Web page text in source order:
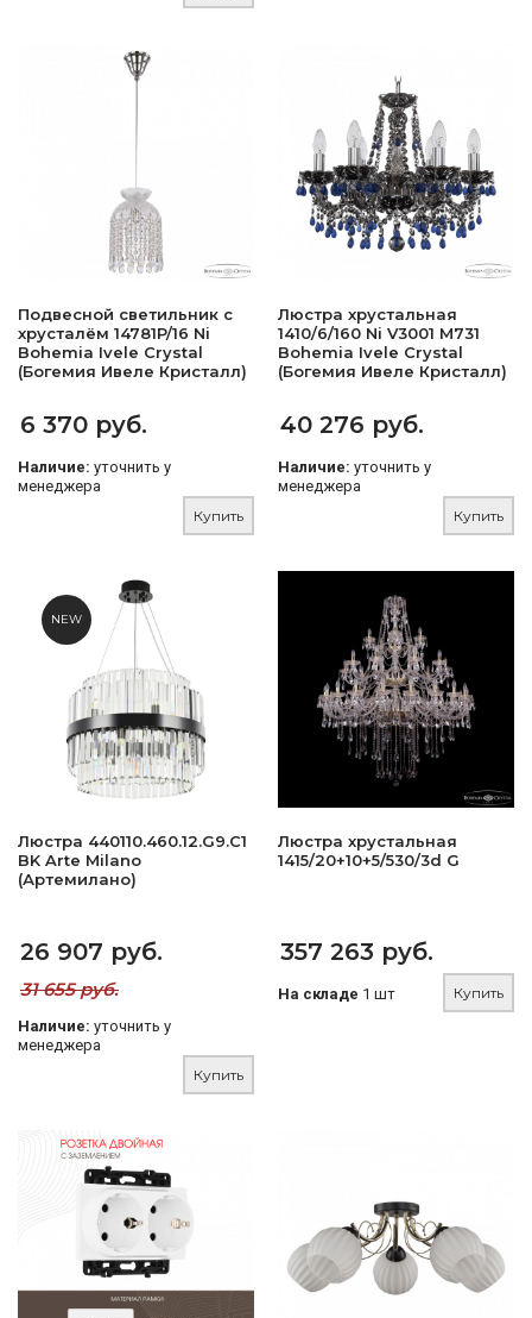
Подвесной светильник с
хрусталём 14781P/16 Ni
Bohemia Ivele Crystal
(Богемия Ивеле Кристалл)
6 370 руб.
Наличие: уточнить у
менеджера
Купить
Люстра хрустальная
1410/6/160 Ni V3001 M731
Bohemia Ivele Crystal
(Богемия Ивеле Кристалл)
40 276 руб.
Наличие: уточнить у
менеджера
Купить
NEW
Люстра 440110.460.12.G9.C1
BK Arte Milano
(Артемилано)
26 907 руб.
31 655 руб.
Наличие: уточнить у
менеджера
Купить
Люстра хрустальная
1415/20+10+5/530/3d G
357 263 руб.
На складе 1 шт Купить